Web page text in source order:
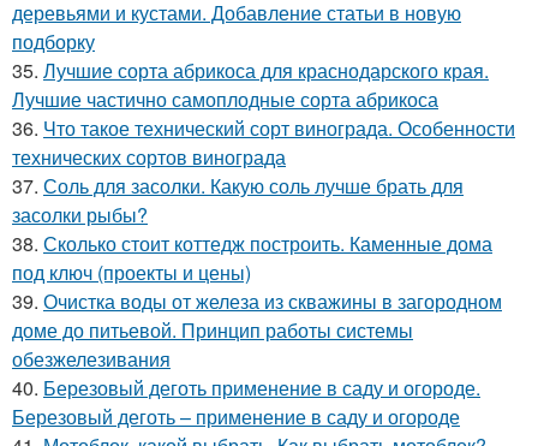
деревьями и кустами. Добавление статьи в новую
подборку
35. Лучшие сорта абрикоса для краснодарского края.
Лучшие частично самоплодные сорта абрикоса
36. Что такое технический сорт винограда. Особенности
технических сортов винограда
37. Соль для засолки. Какую соль лучше брать для
засолки рыбы?
38. Сколько стоит коттедж построить. Каменные дома
под ключ (проекты и цены)
39. Очистка воды от железа из скважины в загородном
доме до питьевой. Принцип работы системы
обезжелезивания
40. Березовый деготь применение в саду и огороде.
Березовый деготь – применение в саду и огороде